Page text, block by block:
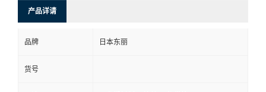
产品详请
品牌 日本东丽
货号